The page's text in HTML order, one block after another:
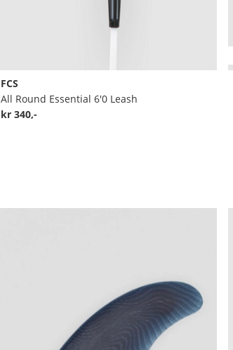
FCS
All Round Essential 6'0 Leash
kr 340,-